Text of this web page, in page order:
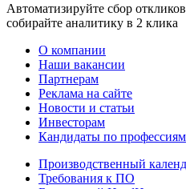
Автоматизируйте сбор
собирайте аналитику в 2 клика
О компании
Наши вакансии
Партнерам
Реклама на сайте
Новости и статьи
Инвесторам
Кандидаты по профессиям
Производственный
Требования к ПО